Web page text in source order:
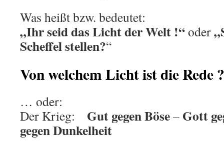
Was heißt bzw. bedeutet:
„Ihr seid das Licht der Welt !“oder
Scheffel stellen?“
Von welchem Licht ist die Rede ?
… oder:
Der Krieg: Gut gegen Böse– Gott
gegen Dunkelheit